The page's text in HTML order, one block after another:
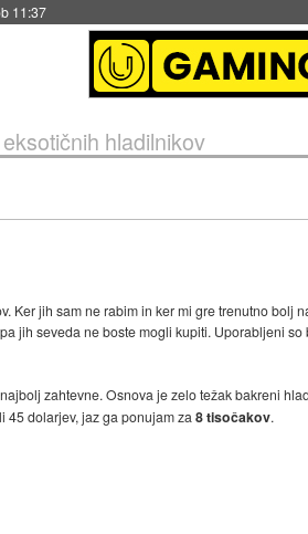
11:37
hladilnikov
jih sam ne rabim in ker mi gre trenutno bolj
jih seveda ne boste mogli kupiti. Uporabljeni
zahtevne. Osnova je zelo težak bakreni
45 dolarjev, jaz ga ponujam za8 tisočakov.